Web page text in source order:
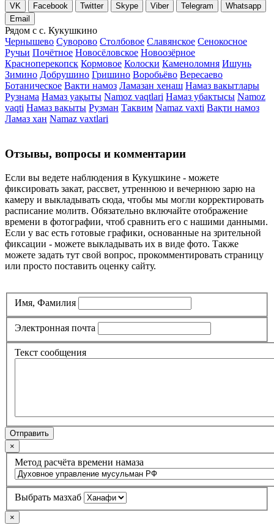
VK Facebook Twitter Skype Viber Telegram
Whatsapp
Email
Рядом с с. Кукушкино
Чернышево Суворово Столбовое Славянское Сенокосное
Ручьи Почётное Новосёловское Новоозёрное
Красноперекопск Кормовое Колоски Каменоломня Ишунь
Зимино Добрушино Гришино Воробьёво Вересаево
Ботаническое Вакти намоз Ламазан хенаш Намаз вакытлары
Рузнама Намаз уақыты Namoz vaqtlari Намаз убактысы Namoz
vaqti Намаз вакыты Рузман Таквим Namaz vaxti Вақти намоз
Ламаз хан Namaz vaxtlari
Отзывы, вопросы и комментарии
Если вы ведете наблюдения в Кукушкине - можете
фиксировать закат, рассвет, утреннюю и вечернюю зарю на
камеру и выкладывать сюда, чтобы мы могли корректировать
расписание молитв. Обязательно включайте отображение
времени в фотографии, чтоб сравнить его с нашими данными.
Если у вас есть готовые графики, основанные на зрительной
фиксации - можете выкладывать их в виде фото. Также
можете задать тут свой вопрос, прокомментировать страницу
или просто поставить оценку сайту.
Имя, Фамилия
Электронная почта
Текст сообщения
Отправить
×
Метод расчёта времени намаза
Выбрать мазхаб
×